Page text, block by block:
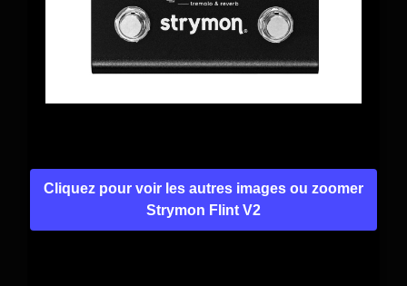
Cliquez pour voir les autres images ou zoomer
Strymon Flint V2